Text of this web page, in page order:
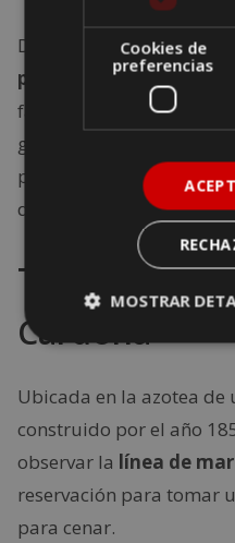
De lunes a viernes este
precios muy accesibles
famoso “bokata
gallega con crema de
platos de corte
de ternera con salsa de
Terraza de la
Cardona
Ubicada en la azotea
construido por el año
observar la línea de
reservación para tomar
para cenar.
Cookies de
preferencias
MOSTRAR